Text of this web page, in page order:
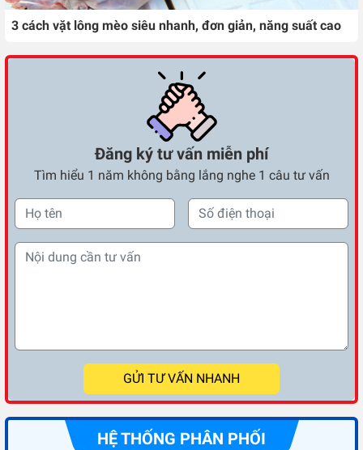
3 cách vặt lông mèo siêu nhanh, đơn giản, năng suất cao
Đăng ký tư vấn miễn phí
Tìm hiểu 1 năm không bằng lắng nghe 1 câu tư vấn
GỬI TƯ VẤN NHANH
HỆ THỐNG PHÂN PHỐI